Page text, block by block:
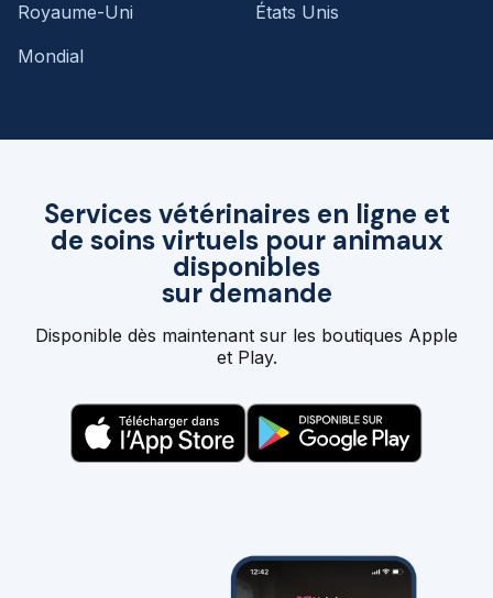
Services vétérinaires en ligne et
de soins virtuels pour animaux
disponibles
sur demande
Disponible dès maintenant sur les boutiques Apple
et Play.
Royaume-Uni
États Unis
Mondial